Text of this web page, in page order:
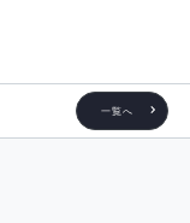
一覧へ